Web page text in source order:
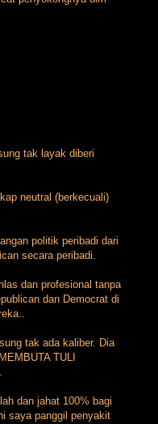
tak layak diberi
neutral (berkecuali)
politik peribadi dari
secara peribadi.
dan profesional tanpa
dan Democrat di
tak ada kaliber. Dia
TULI
dan jahat 100% bagi
saya panggil penyakit